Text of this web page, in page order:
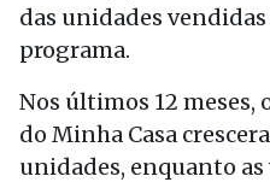
das unidades
programa.
Nos últimos 12
do Minha Casa
unidades, enquanto